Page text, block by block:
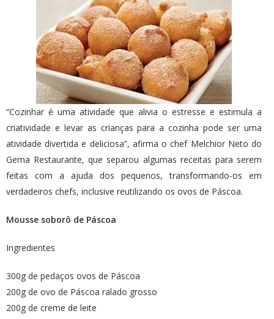
“Cozinhar é uma atividade que alivia o estresse e estimula a
criatividade e levar as crianças para a cozinha pode ser uma
atividade divertida e deliciosa”, afirma o chef Melchior Neto do
Gema Restaurante, que separou algumas receitas para serem
feitas com a ajuda dos pequenos, transformando-os em
verdadeiros chefs, inclusive reutilizando os ovos de Páscoa.
Mousse soborô de Páscoa
Ingredientes
300g de pedaços ovos de Páscoa
200g de ovo de Páscoa ralado grosso
200g de creme de leite